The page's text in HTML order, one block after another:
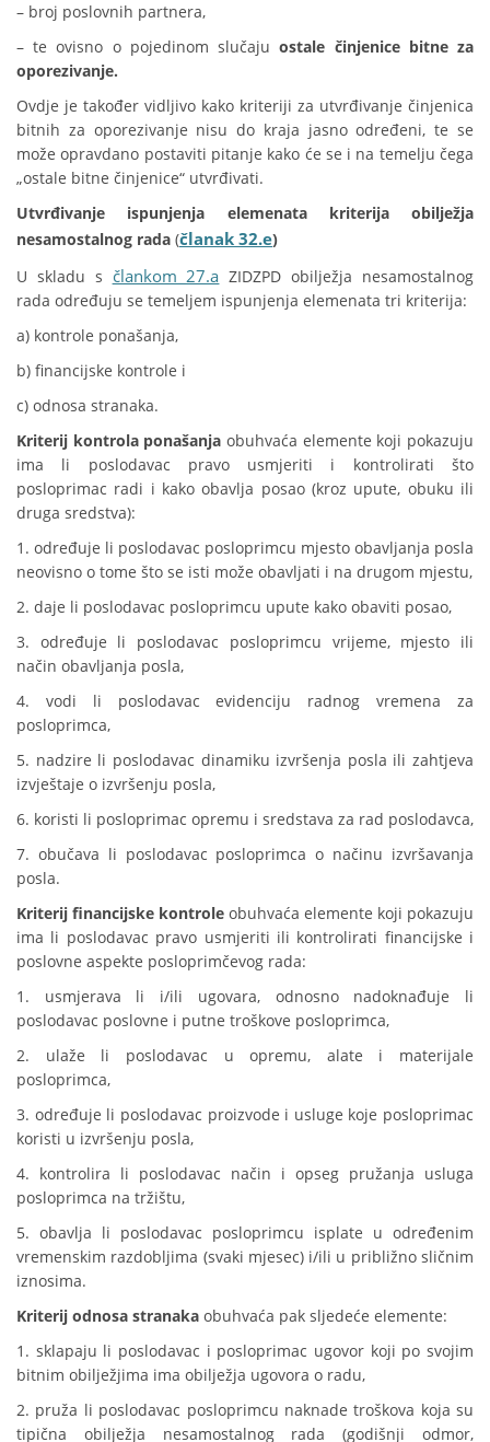
– broj poslovnih partnera,
– te ovisno o pojedinom slučajuostale činjenice bitne za
oporezivanje.
Ovdje je također vidljivo kako kriteriji za utvrđivanje činjenica
bitnih za oporezivanje nisu do kraja jasno određeni, te se
može opravdano postaviti pitanje kako će se i na temelju čega
„ostale bitne činjenice“ utvrđivati.
Utvrđivanje ispunjenja elemenata kriterija obilježja
nesamostalnog rada (članak 32.e)
U skladu s člankom 27.a ZIDZPD obilježja nesamostalnog
rada određuju se temeljem ispunjenja elemenata tri kriterija:
a) kontrole ponašanja,
b) financijske kontrole i
c) odnosa stranaka.
Kriterij kontrola ponašanja obuhvaća elemente koji pokazuju
ima li poslodavac pravo usmjeriti i kontrolirati što
posloprimac radi i kako obavlja posao (kroz upute, obuku ili
druga sredstva):
1. određuje li poslodavac posloprimcu mjesto obavljanja posla
neovisno o tome što se isti može obavljati i na drugom mjestu,
2. daje li poslodavac posloprimcu upute kako obaviti posao,
3. određuje li poslodavac posloprimcu vrijeme, mjesto ili
način obavljanja posla,
4. vodi li poslodavac evidenciju radnog vremena za
posloprimca,
5. nadzire li poslodavac dinamiku izvršenja posla ili zahtjeva
izvještaje o izvršenju posla,
6. koristi li posloprimac opremu i sredstava za rad poslodavca,
7. obučava li poslodavac posloprimca o načinu izvršavanja
posla.
Kriterij financijske kontrole obuhvaća elemente koji pokazuju
ima li poslodavac pravo usmjeriti ili kontrolirati financijske i
poslovne aspekte posloprimčevog rada:
1. usmjerava li i/ili ugovara, odnosno nadoknađuje li
poslodavac poslovne i putne troškove posloprimca,
2. ulaže li poslodavac u opremu, alate i materijale
posloprimca,
3. određuje li poslodavac proizvode i usluge koje posloprimac
koristi u izvršenju posla,
4. kontrolira li poslodavac način i opseg pružanja usluga
posloprimca na tržištu,
5. obavlja li poslodavac posloprimcu isplate u određenim
vremenskim razdobljima (svaki mjesec) i/ili u približno sličnim
iznosima.
Kriterij odnosa stranaka obuhvaća pak sljedeće elemente:
1. sklapaju li poslodavac i posloprimac ugovor koji po svojim
bitnim obilježjima ima obilježja ugovora o radu,
2. pruža li poslodavac posloprimcu naknade troškova koja su
tipična obilježja nesamostalnog rada (godišnji odmor,